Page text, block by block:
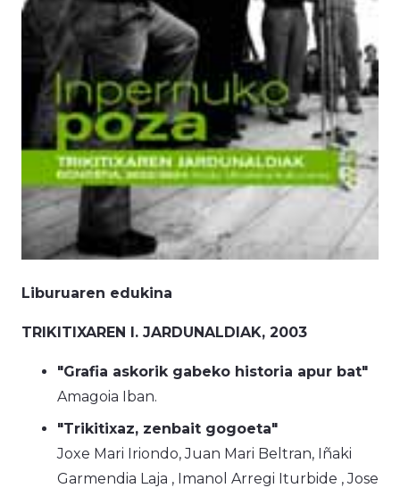
Liburuaren edukina
TRIKITIXAREN I. JARDUNALDIAK, 2003
"Grafia askorik gabeko historia apur bat"
Amagoia Iban.
"Trikitixaz, zenbait gogoeta"
Joxe Mari Iriondo, Juan Mari Beltran, Iñaki
Garmendia Laja , Imanol Arregi Iturbide , Jose